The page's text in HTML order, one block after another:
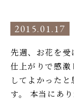
2015.01.17
先週、お花を
仕上がりで感
してよかった
す。 本当にあ